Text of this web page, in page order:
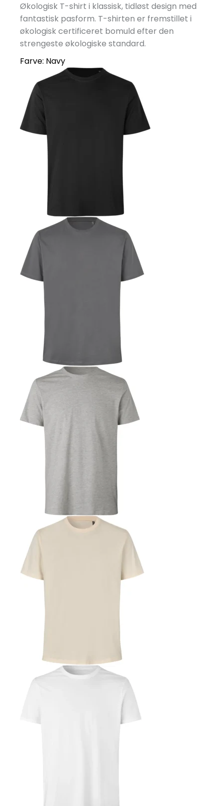
Økologisk T-shirt i klassisk, tidløst design med
fantastisk pasform. T-shirten er fremstillet i
økologisk certificeret bomuld efter den
strengeste økologiske standard.
Farve: Navy